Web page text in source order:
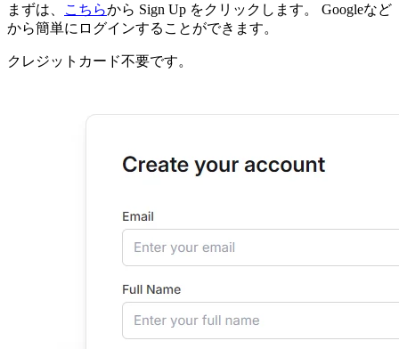
まずは、 こちらから Sign Up をクリックします。 Googleなど
から簡単にログインすることができます。
クレジットカード不要です。